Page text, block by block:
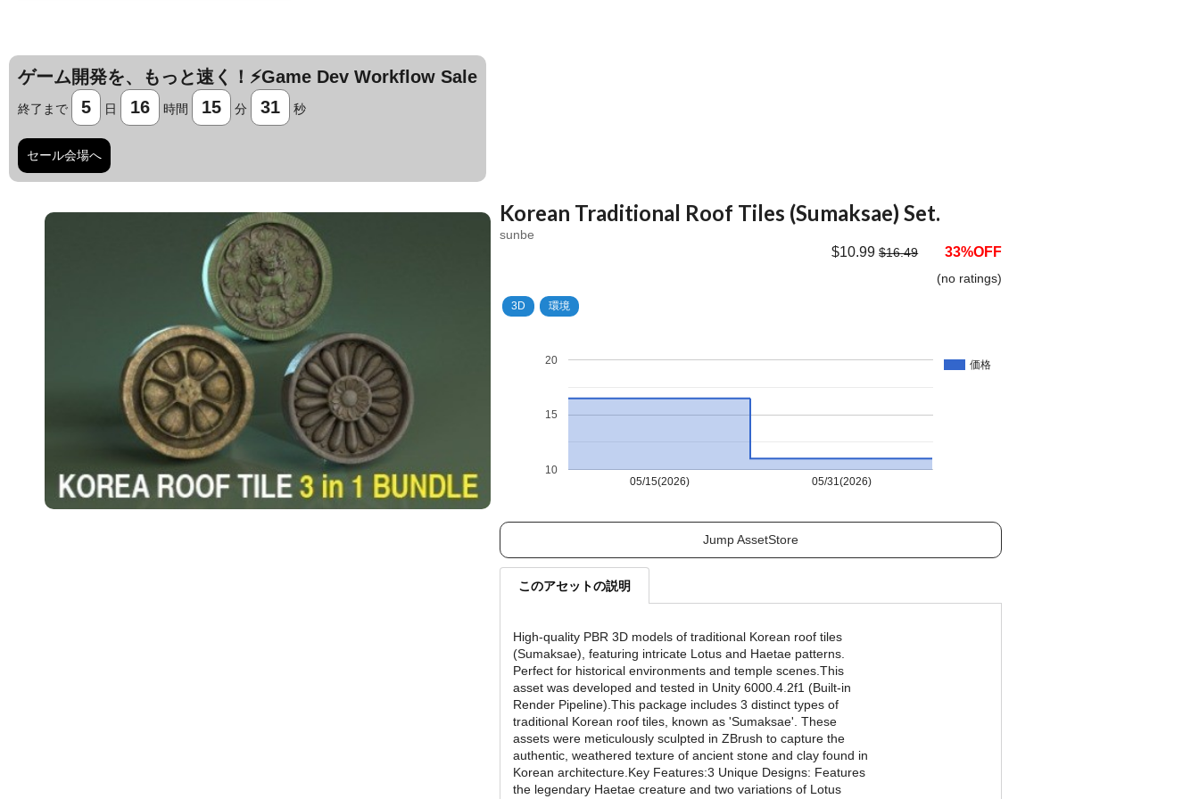
ゲーム開発を、もっと速く！⚡️Game Dev Workflow Sale
終了まで 5 日 16 時間 15 分 29 秒
セール会場へ
Korean Traditional Roof Tiles (Sumaksae) Set.
sunbe
$10.99$16.49 33%OFF
(no ratings)
3D 環境
価格
05/15(2026) 05/31(2026)
10
15
20
Jump AssetStore
このアセットの説明
High-quality PBR 3D models of traditional Korean roof tiles
(Sumaksae), featuring intricate Lotus and Haetae patterns.
Perfect for historical environments and temple scenes.This
asset was developed and tested in Unity 6000.4.2f1 (Built-in
Render Pipeline).This package includes 3 distinct types of
traditional Korean roof tiles, known as 'Sumaksae'. These
assets were meticulously sculpted in ZBrush to capture the
authentic, weathered texture of ancient stone and clay found in
Korean architecture.Key Features:3 Unique Designs: Features
the legendary Haetae creature and two variations of Lotus